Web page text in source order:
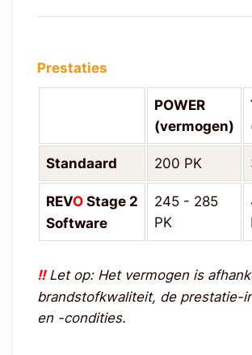
Prestaties
POWER
(vermogen)
Standaard 200 PK
REVO Stage 2
Software
245 - 285
PK
!!Let op: Het vermogen is
brandstofkwaliteit, de prestatie-
en -condities.